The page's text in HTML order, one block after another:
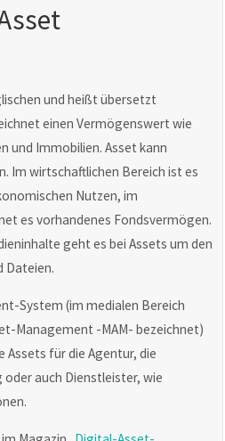
und heißt übersetzt
einen Vermögenswert wie
und Immobilien. Asset kann
Im wirtschaftlichen Bereich ist es
Nutzen, im
es vorhandenes Fondsvermögen.
geht es bei Assets um den
Dateien.
System (im medialen Bereich
Management -MAM- bezeichnet)
für die Agentur, die
auch Dienstleister, wie